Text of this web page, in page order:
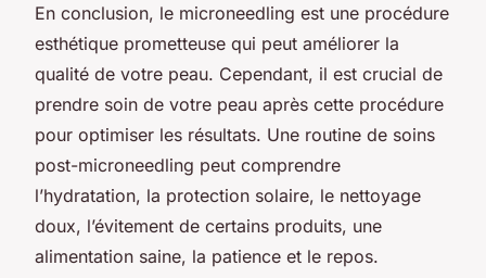
En conclusion, le microneedling est une procédure
esthétique prometteuse qui peut améliorer la
qualité de votre peau. Cependant, il est crucial de
prendre soin de votre peau après cette procédure
pour optimiser les résultats. Une routine de soins
post-microneedling peut comprendre
l’hydratation, la protection solaire, le nettoyage
doux, l’évitement de certains produits, une
alimentation saine, la patience et le repos.